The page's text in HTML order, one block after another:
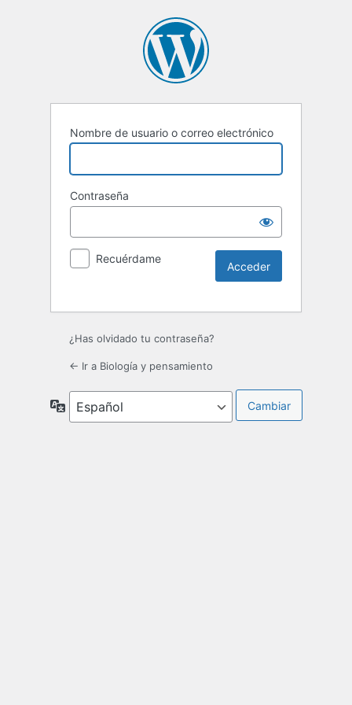
Nombre de usuario o correo electrónico
Contraseña
Recuérdame
¿Has olvidado tu contraseña?
← Ir a Biología y pensamiento
Idioma